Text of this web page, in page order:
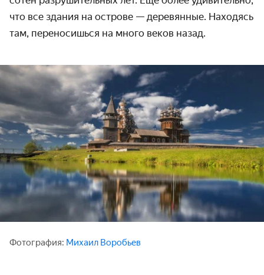
что все здания на острове — деревянные. Находясь
там, переносишься на много веков назад.
Фотография: Михаил Воробьев